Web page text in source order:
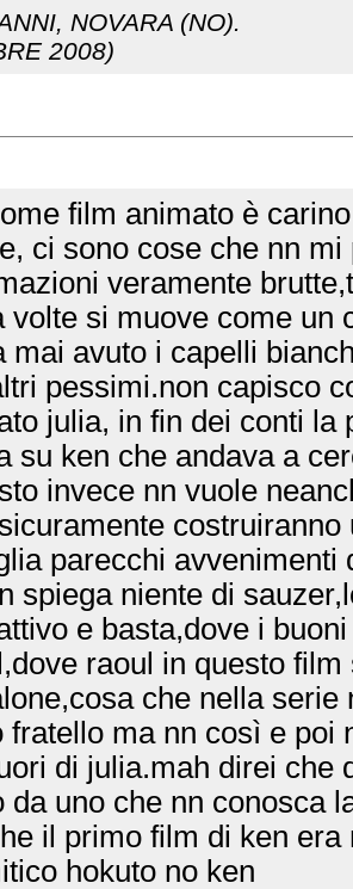
NOVARA (NO).
2008)
film animato è
ci sono cose che nn mi
veramente
volte si muove come un
mai avuto i capelli
pessimi.non capisco
julia, in fin dei conti la
su ken che andava a
invece nn vuole
costruiranno
parecchi avvenimenti
spiega niente di
e basta,dove i
raoul in questo film
che nella serie
fratello ma nn così e poi
di julia.mah direi che
da uno che nn conosca
il primo film di ken era
hokuto no ken